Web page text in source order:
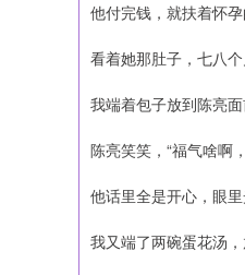
他付完钱，就扶着怀孕
看着她那肚子，七八个
我端着包子放到陈亮
陈亮笑笑，“福气啥啊
他话里全是开心，眼
我又端了两碗蛋花汤